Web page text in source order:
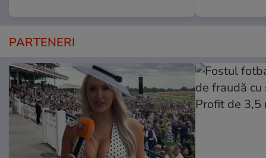
PARTENERI